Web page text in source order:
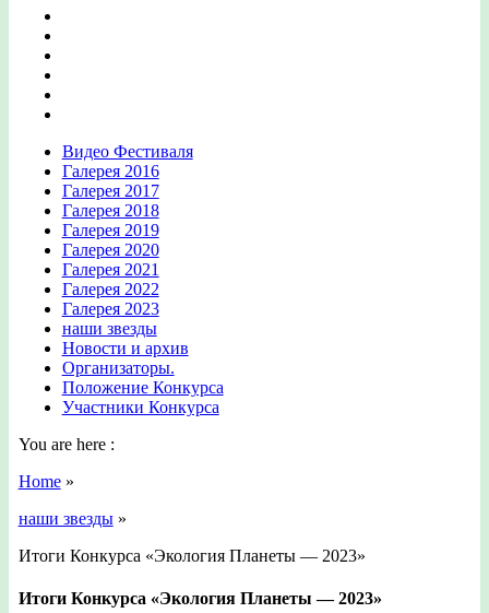
Видео Фестиваля
Галерея 2016
Галерея 2017
Галерея 2018
Галерея 2019
Галерея 2020
Галерея 2021
Галерея 2022
Галерея 2023
наши звезды
Новости и архив
Организаторы.
Положение Конкурса
Участники Конкурса
You are here :
Home»
наши звезды»
Итоги Конкурса «Экология Планеты — 2023»
Итоги Конкурса «Экология Планеты — 2023»